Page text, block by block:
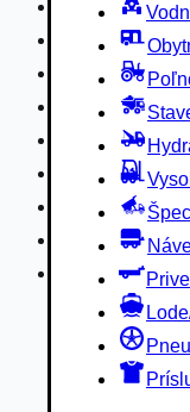
Stavebné
Špeciály/
Návesy/
Privesné
Lode/člny,